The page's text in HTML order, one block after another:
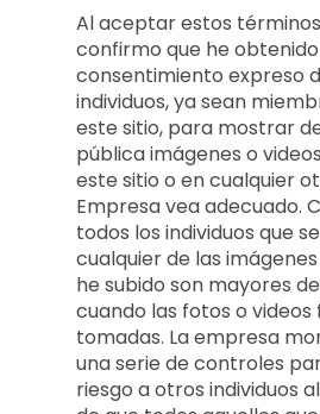
Al aceptar estos
confirmo que he obtenido
consentimiento expreso
individuos, ya sean
este sitio, para mostrar
pública imágenes o
este sitio o en cualquier
Empresa vea adecuado.
todos los individuos que
cualquier de las
he subido son mayores
cuando las fotos o videos
tomadas. La empresa
una serie de controles
riesgo a otros individuos